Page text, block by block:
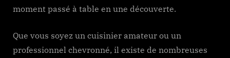
moment passé à table en une découverte.
Que vous soyez un cuisinier amateur ou un
professionnel chevronné, il existe de nombreuses